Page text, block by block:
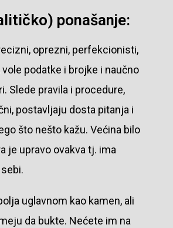
ponašanje:
oprezni, perfekcionisti,
vole podatke i brojke i naučno
Slede pravila i procedure,
postavljaju dosta pitanja i
što nešto kažu. Većina bilo
je upravo ovakva tj. ima
uglavnom kao kamen, ali
da bukte. Nećete im na